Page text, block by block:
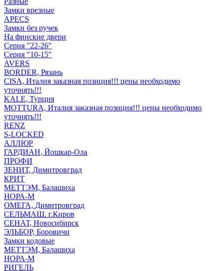
Замки врезные
APECS
Замки без ручек
На финские двери
Серия "22-26"
Серия "10-15"
AVERS
BORDER, Рязань
CISA, Италия заказная позиция!!! цены необходимо
уточнять!!!
KALE, Турция
MOTTURA, Италия заказная позиция!!! цены необходимо
уточнять!!!
RENZ
S-LOCKED
АЛЛЮР
ГАРДИАН, Йошкар-Ола
ПРОФИ
ЗЕНИТ, Димитровград
КРИТ
МЕТТЭМ, Балашиха
НОРА-М
ОМЕГА, Димитровград
СЕЛЬМАШ. г.Киров
СЕНАТ, Новосибирск
ЭЛЬБОР, Боровичи
Замки кодовые
МЕТТЭМ, Балашиха
НОРА-М
РИГЕЛЬ